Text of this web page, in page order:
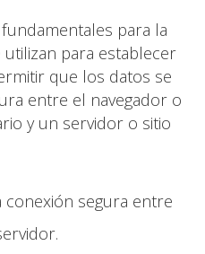
para la
para establecer
que los datos se
entre el navegador o
y un servidor o sitio
conexión segura entre